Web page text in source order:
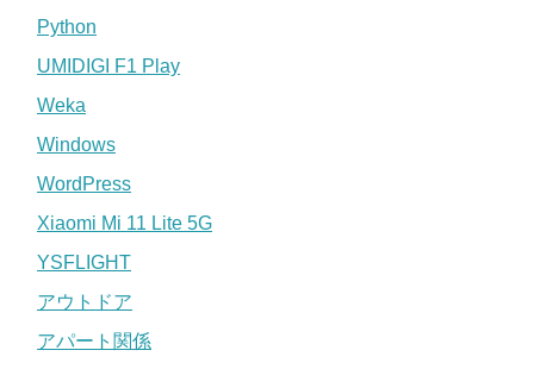
Python
UMIDIGI F1 Play
Weka
Windows
WordPress
Xiaomi Mi 11 Lite 5G
YSFLIGHT
アウトドア
アパート関係